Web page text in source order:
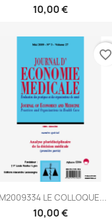
10,00 €
Aperçu rapide
LE COLLOQUE...
10,00 €
favorite_border